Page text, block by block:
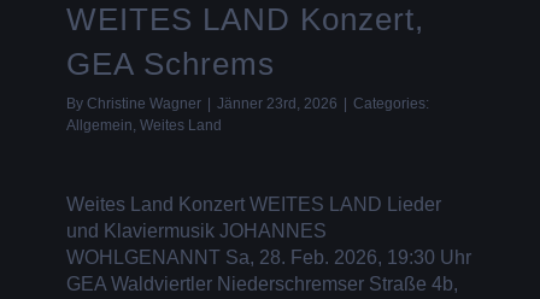
WEITES LAND Konzert,
GEA Schrems
By Christine Wagner Jänner 23rd, 2026
Categories:
Allgemein, Weites Land
Weites Land Konzert WEITES LAND Lieder
und Klaviermusik JOHANNES
WOHLGENANNT Sa, 28. Feb. 2026, 19:30 Uhr
GEA Waldviertler Niederschremser Straße 4b,